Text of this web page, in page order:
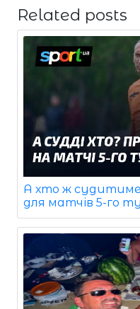
Related posts
А хто ж
для матчів 5-го